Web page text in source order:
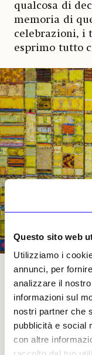
Questo sito web
Utilizziamo i
annunci, per
analizzare il
informazioni sul
nostri partner che
pubblicità e social
con altre
qualcosa di
memoria di
celebrazioni, i
esprimo tutto
Tegene Kunbi, «Untitled»,
In che senso
Come dicevo,